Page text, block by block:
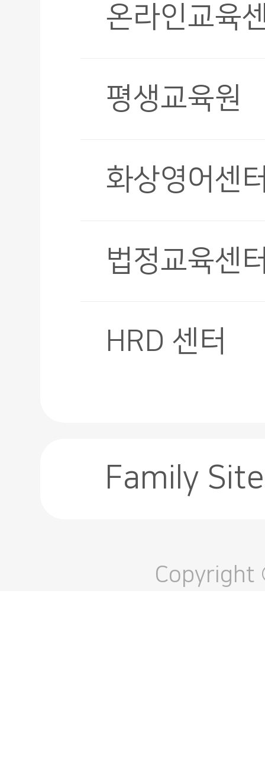
온라인교육
평생교육원
화상영어센
법정교육센
HRD 센터
Family Site
Copyright